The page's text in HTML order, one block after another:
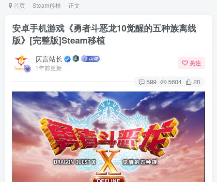
首页 Steam移植 正文
安卓手机游戏《勇者斗恶龙10觉醒的五种族离线
版》[完整版]Steam移植
仄言站长
1年前更新
关注
599 5604 20